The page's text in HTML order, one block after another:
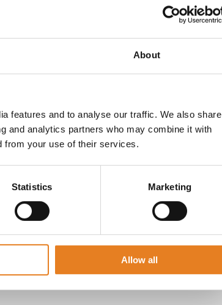
About
features and to analyse our traffic. We also share
and analytics partners who may combine it with
from your use of their services.
Statistics Marketing
Allow all